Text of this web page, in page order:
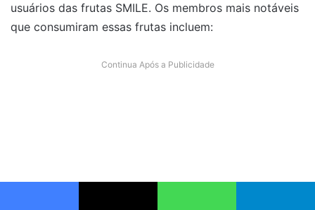
usuários das frutas SMILE. Os membros mais notáveis
que consumiram essas frutas incluem:
Continua Após a Publicidade